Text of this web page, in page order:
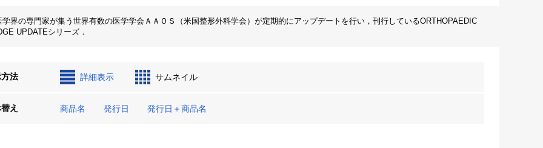
学界の専門家が集う世界有数の医学学会ＡＡＯＳ（米国整形外科学会）が定期的にアップデートを行い，刊行しているORTHOPAEDIC
UPDATEシリーズ．
法 詳細表示 サムネイル
え 商品名 発行日 発行日＋商品名